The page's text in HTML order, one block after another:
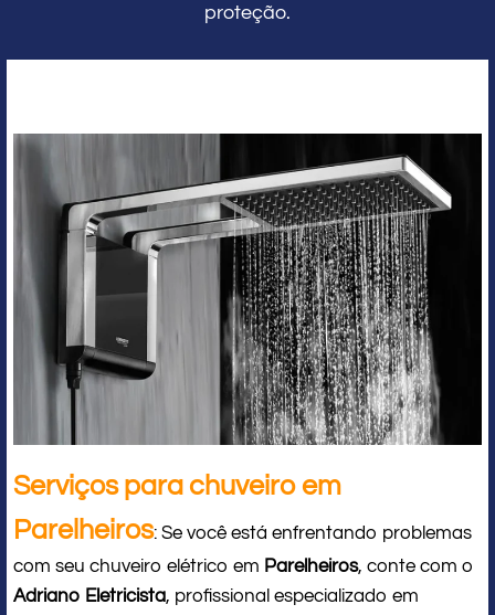
proteção.
Serviços para chuveiro em
Parelheiros: Se você está enfrentando problemas
com seu chuveiro elétrico em Parelheiros, conte com o
Adriano Eletricista, profissional especializado em